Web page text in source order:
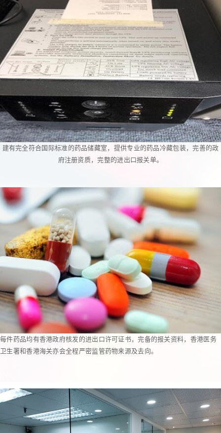
建有完全符合国际标准的药品储藏室，提供专业的药品冷藏包装，完善的政
府注册资质，完整的进出口报关单。
每件药品均有香港政府核发的进出口许可证书，完备的报关资料，香港医务
卫生署和香港海关亦会全程严密监管药物来源及去向。